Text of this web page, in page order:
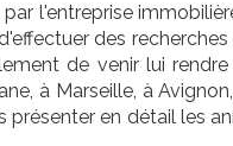
l'entreprise
des
de venir lui
à Marseille, à
en détail les